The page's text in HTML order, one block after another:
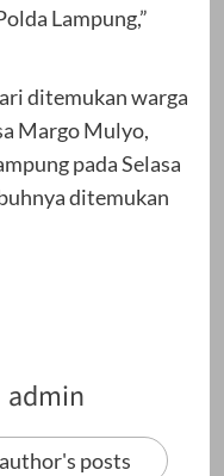
Lampung,”
ditemukan warga
Margo Mulyo,
pada Selasa
ditemukan
admin
posts